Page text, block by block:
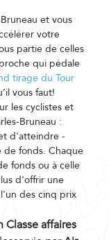
et vous
votre
partie de celles
qui pédale
tirage du Tour
vous faut!
les cyclistes et
Bruneau :
d'atteindre -
de fonds. Chaque
fonds ou à celle
d'offrir une
des cinq prix
Classe affaires